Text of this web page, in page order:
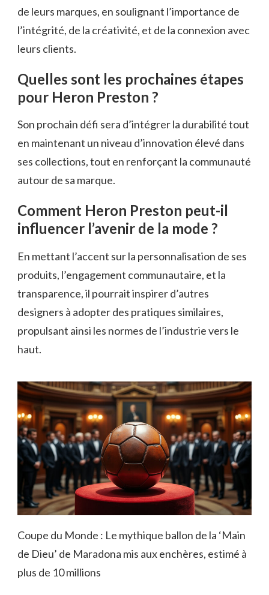
de leurs marques, en soulignant l’importance de
l’intégrité, de la créativité, et de la connexion avec
leurs clients.
Quelles sont les prochaines étapes
pour Heron Preston ?
Son prochain défi sera d’intégrer la durabilité tout
en maintenant un niveau d’innovation élevé dans
ses collections, tout en renforçant la communauté
autour de sa marque.
Comment Heron Preston peut-il
influencer l’avenir de la mode ?
En mettant l’accent sur la personnalisation de ses
produits, l’engagement communautaire, et la
transparence, il pourrait inspirer d’autres
designers à adopter des pratiques similaires,
propulsant ainsi les normes de l’industrie vers le
haut.
Coupe du Monde : Le mythique ballon de la ‘Main
de Dieu’ de Maradona mis aux enchères, estimé à
plus de 10 millions